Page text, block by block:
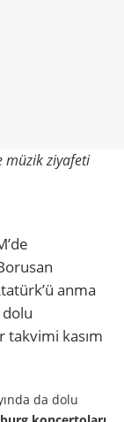
müzik ziyafeti
anma
dolu
takvimi kasım
da dolu